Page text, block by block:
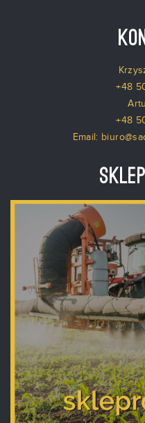
+48
+48
Email: